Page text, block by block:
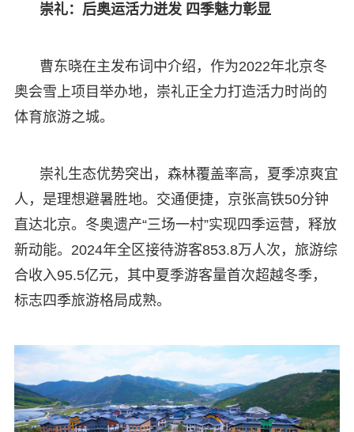
崇礼：后奥运活力迸发 四季魅力彰显
曹东晓在主发布词中介绍，作为2022年北京冬
奥会雪上项目举办地，崇礼正全力打造活力时尚的
体育旅游之城。
崇礼生态优势突出，森林覆盖率高，夏季凉爽宜
人，是理想避暑胜地。交通便捷，京张高铁50分钟
直达北京。冬奥遗产“三场一村”实现四季运营，释放
新动能。2024年全区接待游客853.8万人次，旅游综
合收入95.5亿元，其中夏季游客量首次超越冬季，
标志四季旅游格局成熟。